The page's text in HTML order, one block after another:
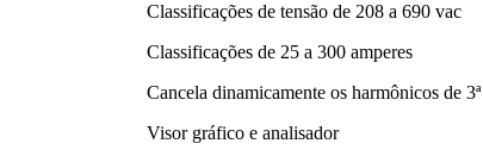
Classificações de tensão de 208 a 690 vac
Classificações de 25 a 300 amperes
Cancela dinamicamente os harmônicos de 3ª
Visor gráfico e analisador